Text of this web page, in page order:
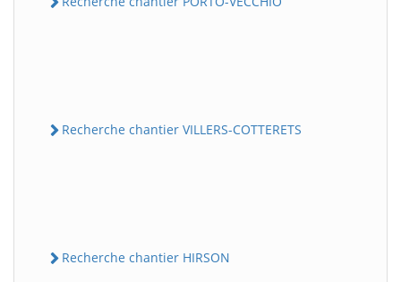
Recherche chantier VILLERS-COTTERETS
Recherche chantier HIRSON